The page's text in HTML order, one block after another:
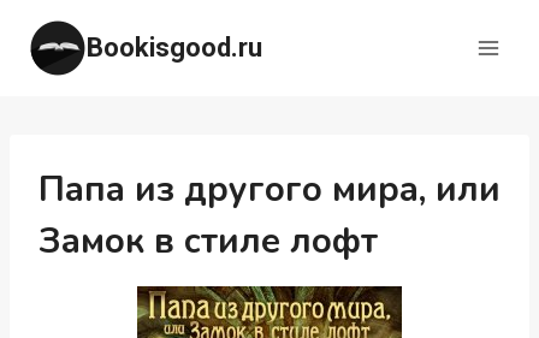
Перейти
содержимому
Bookisgood.ru
Папа из другого мира, или
Замок в стиле лофт